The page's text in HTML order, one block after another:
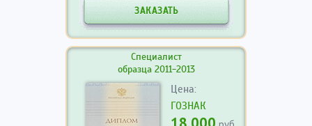
ЗАКАЗАТЬ
Специалист
образца 2011-2013
Цена:
ГОЗНАК